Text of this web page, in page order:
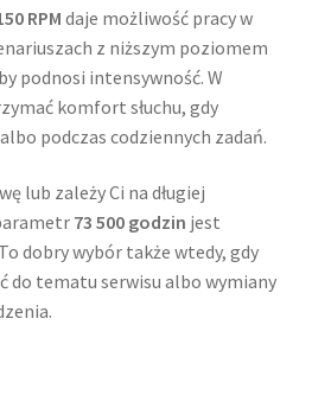
RPM daje możliwość pracy w
z niższym poziomem
podnosi intensywność. W
komfort słuchu, gdy
podczas codziennych zadań.
lub zależy Ci na długiej
73 500 godzin jest
dobry wybór także wtedy, gdy
do tematu serwisu albo wymiany